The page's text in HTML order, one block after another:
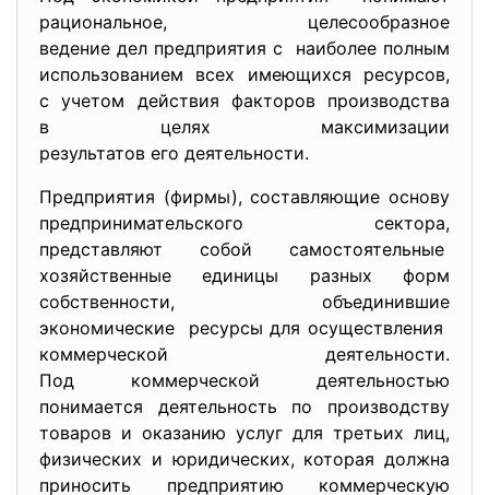
рациональное, целесообразное
ведение дел предприятия с наиболее полным
использованием всех имеющихся ресурсов,
с учетом действия факторов производства
в целях максимизации
результатов его деятельности.
Предприятия (фирмы), составляющие основу
предпринимательского сектора,
представляют собой самостоятельные
хозяйственные единицы разных форм
собственности, объединившие
экономические ресурсы для осуществления
коммерческой деятельности.
Под коммерческой деятельностью
понимается деятельность по производству
товаров и оказанию услуг для третьих лиц,
физических и юридических, которая должна
приносить предприятию коммерческую